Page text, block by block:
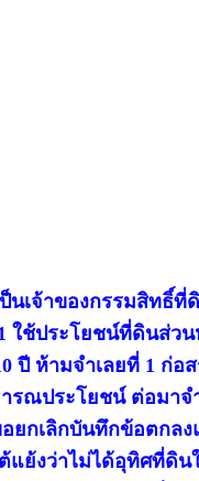
นเจ้าของกรรมสิทธิ์ที่
ใช้ประโยชน์ที่ดินส่ว
ปี ห้ามจำเลยที่ 1 ก่อส
รณประโยชน์ ต่อมาจ
ยกเลิกบันทึกข้อตกลง
ย้งว่าไม่ได้อุทิศที่ดิน